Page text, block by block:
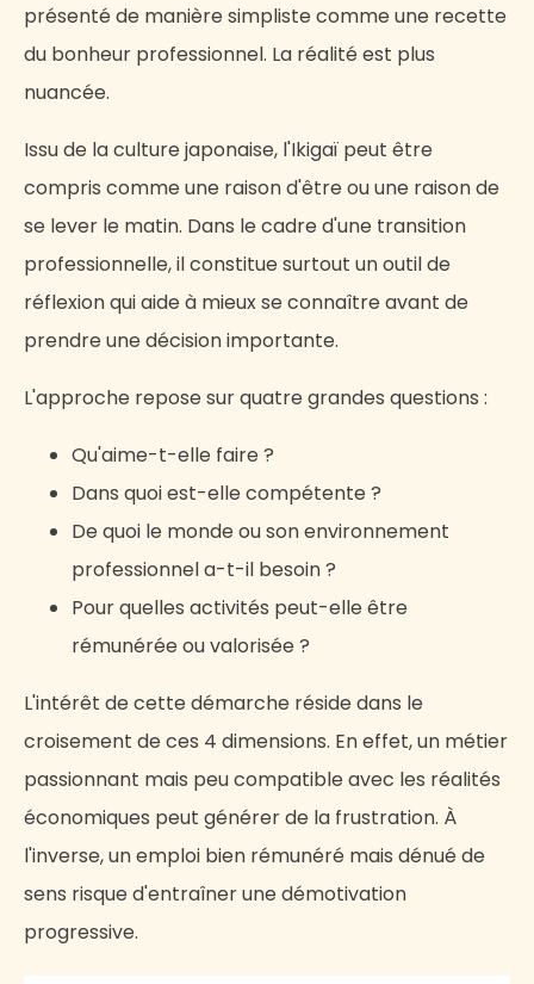
présenté de manière simpliste comme une recette
du bonheur professionnel. La réalité est plus
nuancée.
Issu de la culture japonaise, l'Ikigaï peut être
compris comme une raison d'être ou une raison de
se lever le matin. Dans le cadre d'une transition
professionnelle, il constitue surtout un outil de
réflexion qui aide à mieux se connaître avant de
prendre une décision importante.
L'approche repose sur quatre grandes questions :
Qu'aime-t-elle faire ?
Dans quoi est-elle compétente ?
De quoi le monde ou son environnement
professionnel a-t-il besoin ?
Pour quelles activités peut-elle être
rémunérée ou valorisée ?
L'intérêt de cette démarche réside dans le
croisement de ces 4 dimensions. En effet, un métier
passionnant mais peu compatible avec les réalités
économiques peut générer de la frustration. À
l'inverse, un emploi bien rémunéré mais dénué de
sens risque d'entraîner une démotivation
progressive.